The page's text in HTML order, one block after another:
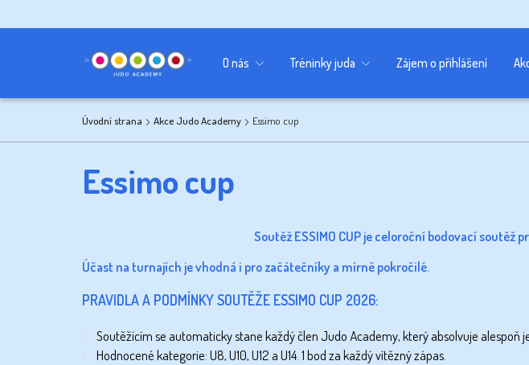
O nás Tréninky juda Zájem o přihlášení
Kancelář
Sponzoři
Učebna
Úvodní strana Akce Judo Academy Essimo cup
Essimo cup
Soutěž ESSIMO CUP je celoroční bodovací soutěž
Účast na turnajích je vhodná i pro začátečníky a mírně pokročilé.
PRAVIDLA A PODMÍNKY SOUTĚŽE ESSIMO CUP 2026:
Soutěžícím se automaticky stane každý člen Judo Academy, který absolvuje alespoň
Hodnocené kategorie: U8, U10, U12 a U14. 1 bod za každý vítězný zápas.